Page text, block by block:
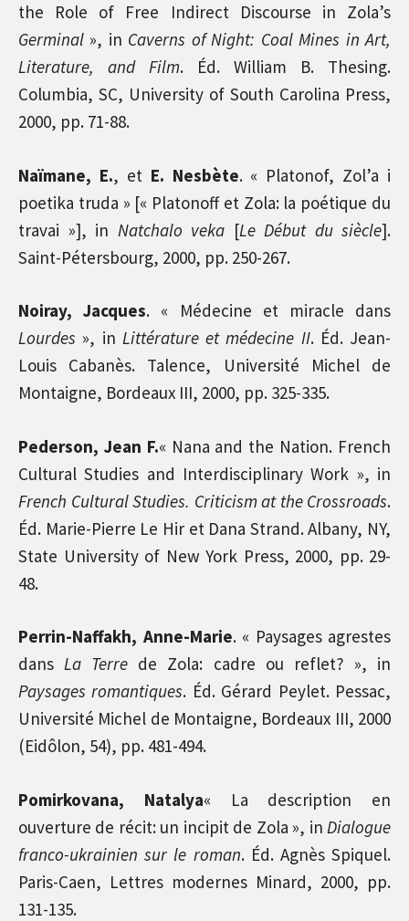
the Role of Free Indirect Discourse in Zola’s
Germinal », in Caverns of Night: Coal Mines in Art,
Literature, and Film. Éd. William B. Thesing.
Columbia, SC, University of South Carolina Press,
2000, pp. 71-88.
Naïmane, E., et E. Nesbète. « Platonof, Zol’a i
poetika truda » [« Platonoff et Zola: la poétique du
travai »], in Natchalo veka [Le Début du siècle].
Saint-Pétersbourg, 2000, pp. 250-267.
Noiray, Jacques. « Médecine et miracle dans
Lourdes », in Littérature et médecine II. Éd. Jean-
Louis Cabanès. Talence, Université Michel de
Montaigne, Bordeaux III, 2000, pp. 325-335.
Pederson, Jean F.« Nana and the Nation. French
Cultural Studies and Interdisciplinary Work », in
French Cultural Studies. Criticism at the Crossroads.
Éd. Marie-Pierre Le Hir et Dana Strand. Albany, NY,
State University of New York Press, 2000, pp. 29-
48.
Perrin-Naffakh, Anne-Marie. « Paysages agrestes
dansLa Terre de Zola: cadre ou reflet? », in
Paysages romantiques. Éd. Gérard Peylet. Pessac,
Université Michel de Montaigne, Bordeaux III, 2000
(Eidôlon, 54), pp. 481-494.
Pomirkovana, Natalya« La description en
ouverture de récit: un incipit de Zola », in Dialogue
franco-ukrainien sur le roman. Éd. Agnès Spiquel.
Paris-Caen, Lettres modernes Minard, 2000, pp.
131-135.